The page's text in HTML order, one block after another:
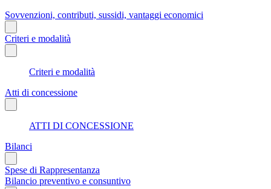
Sovvenzioni, contributi, sussidi, vantaggi economici
Criteri e modalità
Criteri e modalità
Atti di concessione
ATTI DI CONCESSIONE
Bilanci
Spese di Rappresentanza
Bilancio preventivo e consuntivo